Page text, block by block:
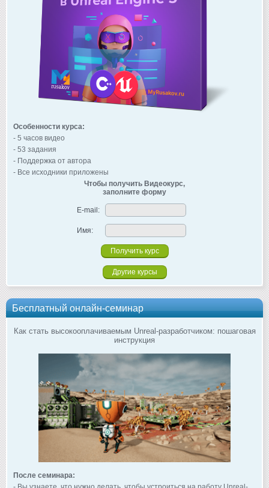
Особенности курса:
- 5 часов видео
- 53 задания
- Поддержка от автора
- Все исходники приложены
Чтобы получить Видеокурс,
заполните форму
E-mail:
Имя:
Другие курсы
Бесплатный онлайн-семинар
Как стать высокооплачиваемым Unreal-разработчиком: пошаговая
инструкция
После семинара: